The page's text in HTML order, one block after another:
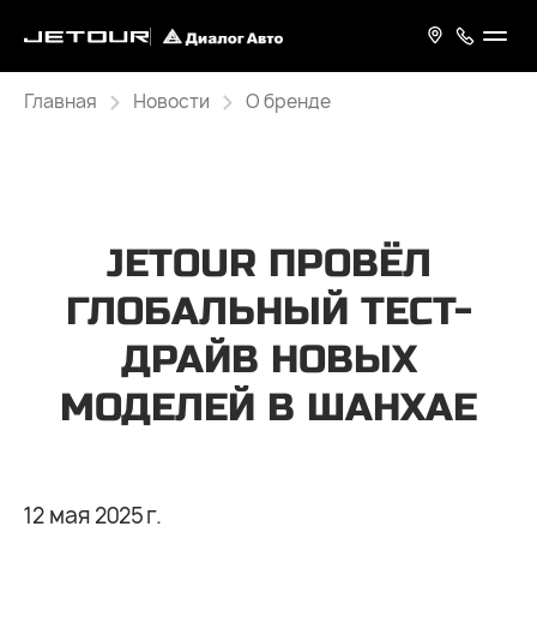
Главная Новости О бренде
JETOUR ПРОВЁЛ
ГЛОБАЛЬНЫЙ ТЕСТ-
ДРАЙВ НОВЫХ
МОДЕЛЕЙ В ШАНХАЕ
12 мая 2025 г.